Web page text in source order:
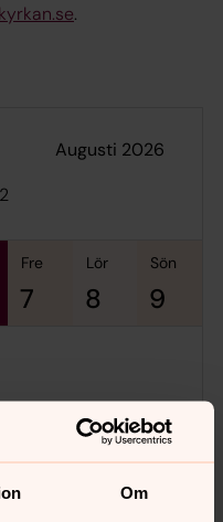
Om
.
augusti 2026
fre
7
lör
8
sön
9